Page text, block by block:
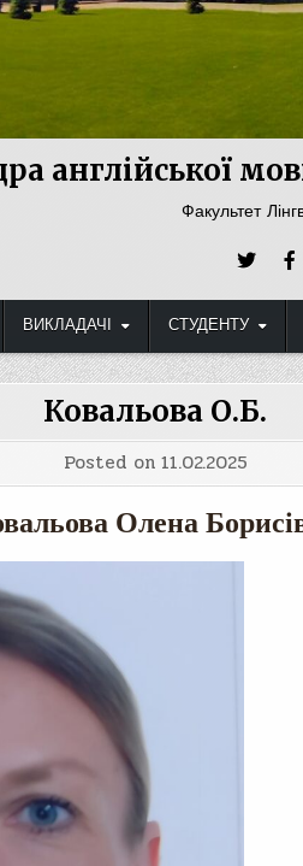
англійської
Факультет
ВИКЛАДАЧІ СТУДЕНТУ
Ковальова О.Б.
Posted on 11.02.2025
Олена